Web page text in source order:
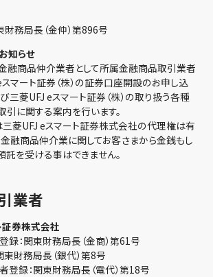
務局長（金仲）第896号
知らせ
融商品仲介業者として所属金融商品取引業者
マート証券（株）の証券口座開設のお申し込
三菱UFJ eスマート証券（株）の取り扱う各種
に関する案内を行います。
菱UFJ eスマート証券株式会社の代理権は有
金融商品仲介業に関してお客さまから金銭もし
託を受ける事はできません。
業者
券株式会社
：関東財務局長（金商）第61号
財務局長（銀代）第8号
録：関東財務局長（電代）第18号